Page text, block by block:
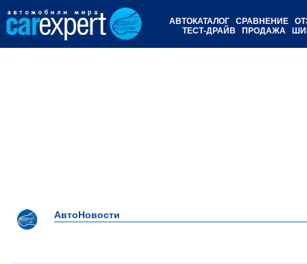
АВТОКАТАЛОГ СРАВНЕНИЕ
ТЕСТ-ДРАЙВ
ПРОДАЖА
АвтоНовости